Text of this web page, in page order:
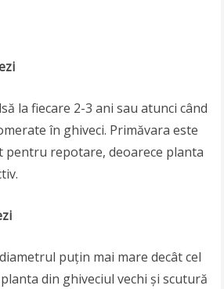
la fiecare 2-3 ani sau atunci când
în ghiveci. Primăvara este
pentru repotare, deoarece planta
puțin mai mare decât cel
din ghiveciul vechi și scutură